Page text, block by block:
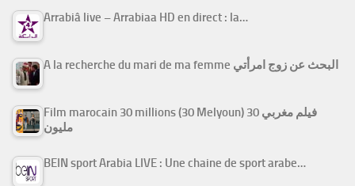
Arrabiâ live – Arrabiaa HD en direct : la…
A la recherche du mari de ma femme البحث عن زوج امرأتي
Film marocain 30 millions (30 Melyoun) فيلم مغربي 30
مليون
BEIN sport Arabia LIVE : Une chaine de sport arabe…